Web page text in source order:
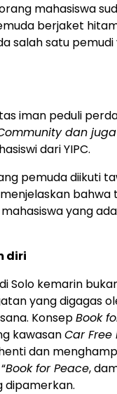
mahasiswa
berjaket
salah satu
iman peduli
dan
dari YIPC.
pemuda diikuti
bahwa
yang
diri
Solo kemarin
yang digagas
KonsepBook
kawasanCar Free
dan
Book for Peace,
dipamerkan.